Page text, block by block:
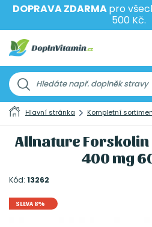
DOPRAVA ZDARMApro
500 Kč.
Hlavní stránka Kompletní
Allnature
400 mg
Kód: 13262
SLEVA 8%